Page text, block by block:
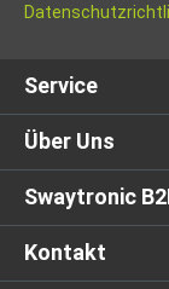
Service
Über Uns
Swaytronic
Kontakt